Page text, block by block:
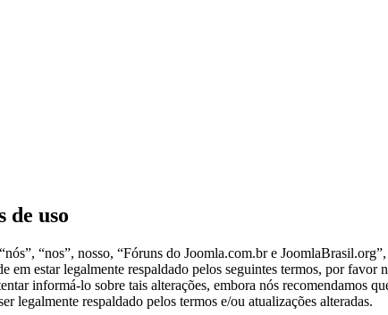
de uso
“nos”, nosso, “Fóruns do Joomla.com.br e
estar legalmente respaldado pelos seguintes termos, por favor
informá-lo sobre tais alterações, embora nós recomendamos
legalmente respaldado pelos termos e/ou atualizações alteradas.